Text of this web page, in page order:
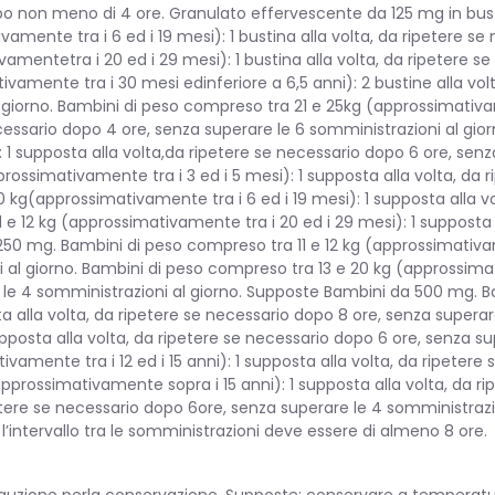
non meno di 4 ore. Granulato effervescente da 125 mg in
tra i 6 ed i 19 mesi): 1 bustina alla volta, da ripetere
i 20 ed i 29 mesi): 1 bustina alla volta, da ripetere
tra i 30 mesi edinferiore a 6,5 anni): 2 bustine alla
Bambini di peso compreso tra 21 e 25kg
dopo 4 ore, senza superare le 6 somministrazioni al
alla volta,da ripetere se necessario dopo 6 ore,
tra i 3 ed i 5 mesi): 1 supposta alla volta, da
tra i 6 ed i 19 mesi): 1 supposta alla
12 kg (approssimativamente tra i 20 ed i 29 mesi): 1
mg. Bambini di peso compreso tra 11 e 12 kg
giorno. Bambini di peso compreso tra 13 e 20 kg
4 somministrazioni al giorno. Supposte Bambini da 500 mg.
volta, da ripetere se necessario dopo 8 ore, senza
alla volta, da ripetere se necessario dopo 6 ore, senza
tra i 12 ed i 15 anni): 1 supposta alla volta, da
sopra i 15 anni): 1 supposta alla volta, da
se necessario dopo 6ore, senza superare le 4
tra le somministrazioni deve essere di almeno 8 ore.